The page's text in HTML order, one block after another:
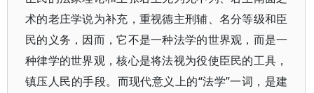
术的老庄学说为补充，重视德主刑辅、名分等级和臣
民的义务，因而，它不是一种法学的世界观，而是一
种律学的世界观，核心是将法视为役使臣民的工具，
镇压人民的手段。而现代意义上的“法学”一词，是建